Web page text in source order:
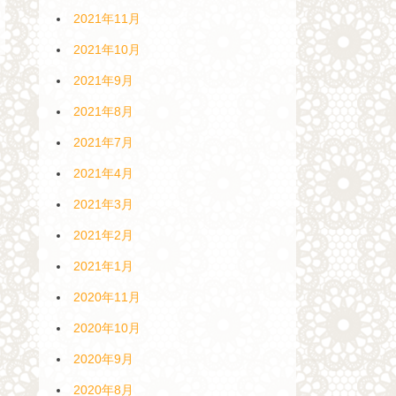
2021年11月
2021年10月
2021年9月
2021年8月
2021年7月
2021年4月
2021年3月
2021年2月
2021年1月
2020年11月
2020年10月
2020年9月
2020年8月